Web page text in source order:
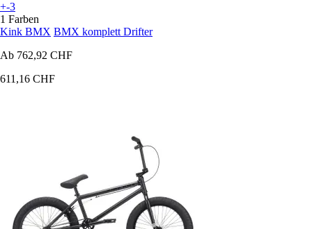
+-3
1 Farben
Kink BMX BMX komplett Drifter
Ab 762,92 CHF
611,16 CHF